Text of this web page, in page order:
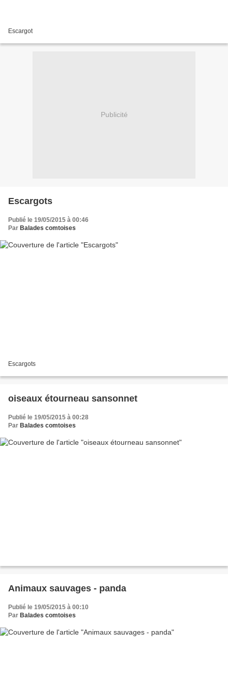
Escargot
Publicité
Escargots
Publié le 19/05/2015 à 00:46
Par Balades comtoises
Escargots
oiseaux étourneau sansonnet
Publié le 19/05/2015 à 00:28
Par Balades comtoises
Animaux sauvages - panda
Publié le 19/05/2015 à 00:10
Par Balades comtoises